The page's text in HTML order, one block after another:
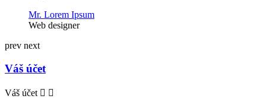
Mr. Lorem Ipsum
Web designer
prev next
Váš účet
Váš účet  